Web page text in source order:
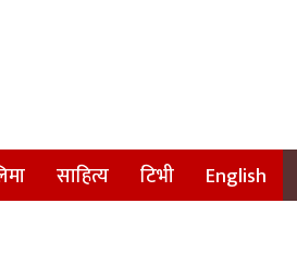
साहित्य टिभी English